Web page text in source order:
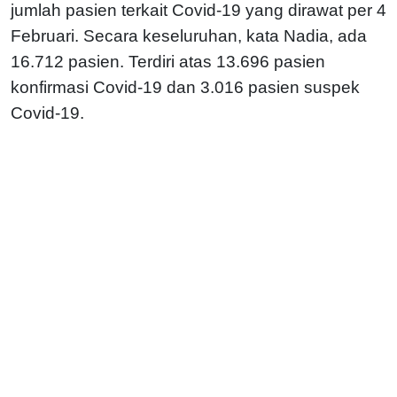
jumlah pasien terkait Covid-19 yang dirawat per 4
Februari. Secara keseluruhan, kata Nadia, ada
16.712 pasien. Terdiri atas 13.696 pasien
konfirmasi Covid-19 dan 3.016 pasien suspek
Covid-19.